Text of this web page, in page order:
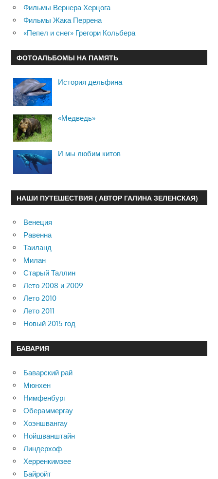
Фильмы Вернера Херцога
Фильмы Жака Перрена
«Пепел и снег» Грегори Кольбера
ФОТОАЛЬБОМЫ НА ПАМЯТЬ
История дельфина
«Медведь»
И мы любим китов
НАШИ ПУТЕШЕСТВИЯ ( АВТОР ГАЛИНА ЗЕЛЕНСКАЯ)
Венеция
Равенна
Таиланд
Милан
Старый Таллин
Лето 2008 и 2009
Лето 2010
Лето 2011
Новый 2015 год
БАВАРИЯ
Баварский рай
Мюнхен
Нимфенбург
Обераммергау
Хоэншвангау
Нойшванштайн
Линдерхоф
Херренкимзее
Байройт